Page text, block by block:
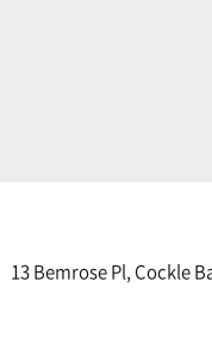
13 Bemrose Pl, Cockle